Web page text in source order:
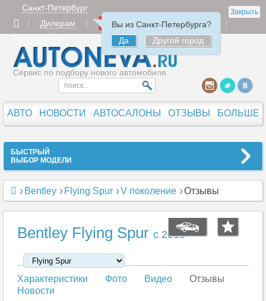
Закрыть
Санкт-Петербург
Вы из Санкт-Петербурга?
Да
Другой город
Дилерам Продать
Авторизация
Сервис по подбору нового автомобиля
АВТО НОВОСТИ АВТОСАЛОНЫ ОТЗЫВЫ БОЛЬШЕ
БЫСТРЫЙ
ВЫБОР МОДЕЛИ
Bentley Flying Spur V поколение Отзывы
Bentley Flying Spur c 2019
Характеристики Фото Видео
Отзывы
Новости